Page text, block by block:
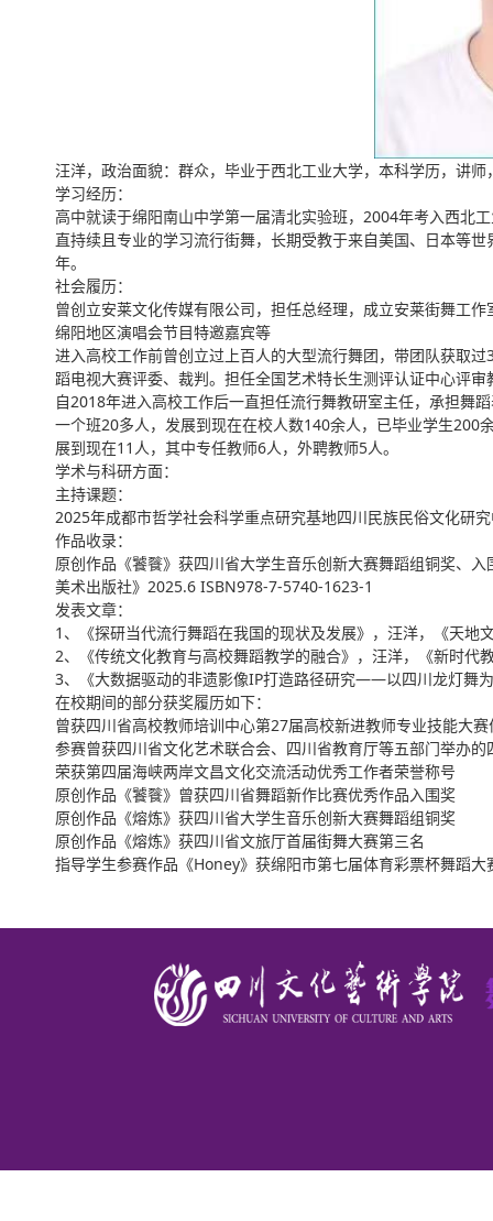
汪洋，政治面貌：群众，毕业于西北工业大学，本科学历，讲
学习经历：
高中就读于绵阳南山中学第一届清北实验班，2004年考入西北
直持续且专业的学习流行街舞，长期受教于来自美国、日本等
年。
社会履历：
曾创立安莱文化传媒有限公司，担任总经理，成立安莱街舞工
绵阳地区演唱会节目特邀嘉宾等
进入高校工作前曾创立过上百人的大型流行舞团，带团队获取
蹈电视大赛评委、裁判。担任全国艺术特长生测评认证中心评审
自2018年进入高校工作后一直担任流行舞教研室主任，承担舞
一个班20多人，发展到现在在校人数140余人，已毕业学生200
展到现在11人，其中专任教师6人，外聘教师5人。
学术与科研方面：
主持课题：
2025年成都市哲学社会科学重点研究基地四川民族民俗文化研
作品收录：
原创作品《饕餮》获四川省大学生音乐创新大赛舞蹈组铜奖、
美术出版社》2025.6 ISBN978-7-5740-1623-1
发表文章：
1、《探研当代流行舞蹈在我国的现状及发展》，汪洋，《天地
2、《传统文化教育与高校舞蹈教学的融合》，汪洋，《新时代
3、《大数据驱动的非遗影像IP打造路径研究——以四川龙灯舞
在校期间的部分获奖履历如下：
曾获四川省高校教师培训中心第27届高校新进教师专业技能大
参赛曾获四川省文化艺术联合会、四川省教育厅等五部门举办
荣获第四届海峡两岸文昌文化交流活动优秀工作者荣誉称号
原创作品《饕餮》曾获四川省舞蹈新作比赛优秀作品入围奖
原创作品《熔炼》获四川省大学生音乐创新大赛舞蹈组铜奖
原创作品《熔炼》获四川省文旅厅首届街舞大赛第三名
指导学生参赛作品《Honey》获绵阳市第七届体育彩票杯舞蹈大